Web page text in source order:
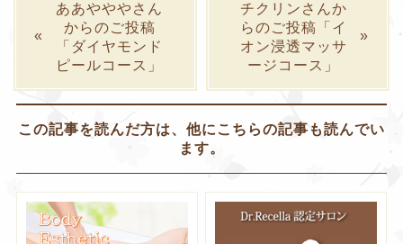
ああやややさん
からのご投稿
「ダイヤモンド
ピールコース」
チクリンさんか
らのご投稿「イ
オン浸透マッサ
ージコース」
この記事を読んだ方は、他にこちらの記事も読んでい
ます。